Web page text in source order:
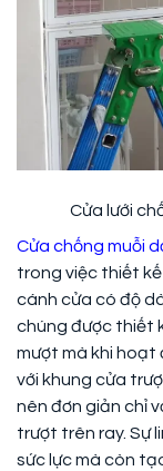
Cửa lưới
Cửa chống muỗi
trong việc thiết
cánh cửa có độ
chúng được thiết
mượt mà khi hoạt
với khung cửa
nên đơn giản chỉ
trượt trên ray. Sự
sức lực mà còn